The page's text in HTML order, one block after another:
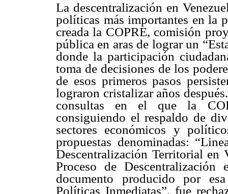
La descentralización en
políticas más importantes en la
creada la COPRE, comisión
pública en aras de lograr un
donde la participación
toma de decisiones de los
de esos primeros pasos
lograron cristalizar años
consultas en el que la
consiguiendo el respaldo de
sectores económicos y
propuestas denominadas:
Descentralización Territorial en
Proceso de
documento producido por
Políticas Inmediatas”, fue